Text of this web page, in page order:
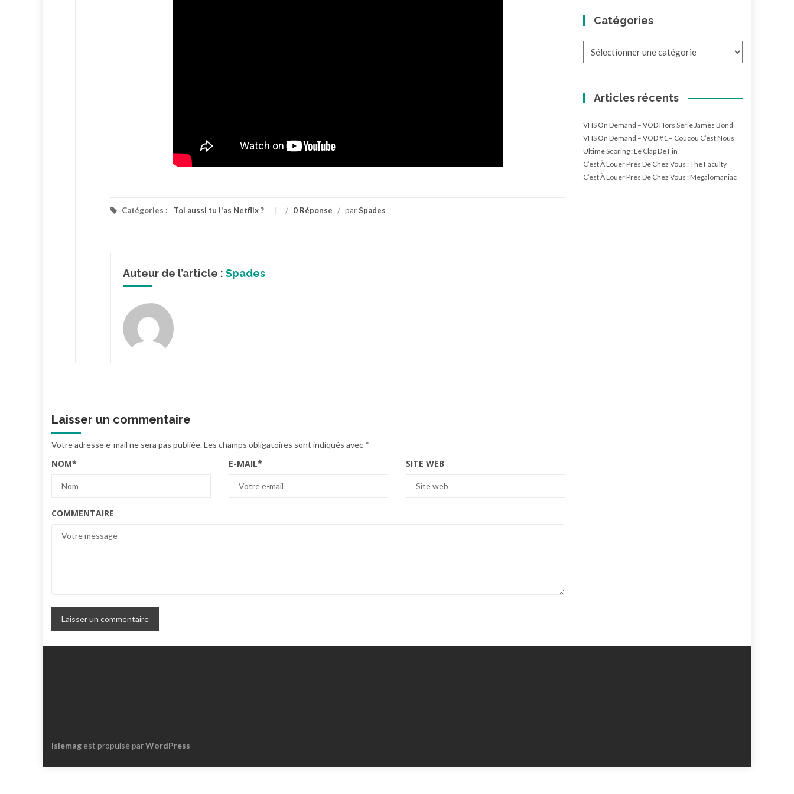
Catégories : Toi aussi tu l'as Netflix ? / 0 Réponse / parSpades
Auteur de l’article : Spades
Laisser un commentaire
Votre adresse e-mail ne sera pas publiée.Les champs obligatoires sont indiqués avec *
NOM* E-MAIL* SITE WEB
COMMENTAIRE
Catégories
Catégories
Articles récents
VHS On Demand – VOD Hors Série James Bond
VHS On Demand – VOD #1 – Coucou C’est Nous
Ultime Scoring : Le Clap De Fin
C’est À Louer Près De Chez Vous : The Faculty
C’est À Louer Près De Chez Vous : Megalomaniac
Islemag est propulsé parWordPress